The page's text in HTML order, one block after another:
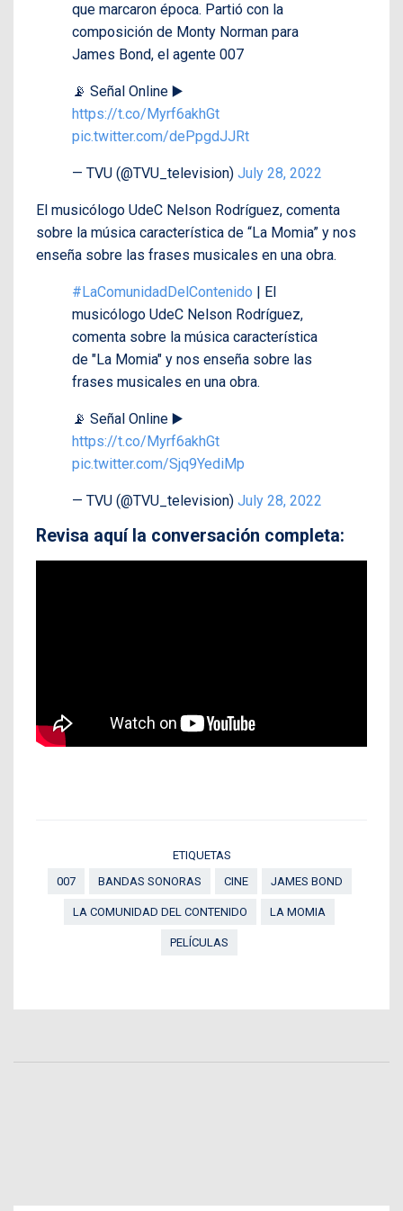
que marcaron época. Partió con la
composición de Monty Norman para
James Bond, el agente 007
📡 Señal Online ▶️
https://t.co/Myrf6akhGt
pic.twitter.com/dePpgdJJRt
— TVU (@TVU_television) July 28, 2022
El musicólogo UdeC Nelson Rodríguez, comenta
sobre la música característica de “La Momia” y nos
enseña sobre las frases musicales en una obra.
#LaComunidadDelContenido | El
musicólogo UdeC Nelson Rodríguez,
comenta sobre la música característica
de "La Momia" y nos enseña sobre las
frases musicales en una obra.
📡 Señal Online ▶️
https://t.co/Myrf6akhGt
pic.twitter.com/Sjq9YediMp
— TVU (@TVU_television) July 28, 2022
Revisa aquí la conversación completa:
ETIQUETAS
007
BANDAS SONORAS CINE JAMES BOND
LA COMUNIDAD DEL CONTENIDO LA MOMIA
PELÍCULAS